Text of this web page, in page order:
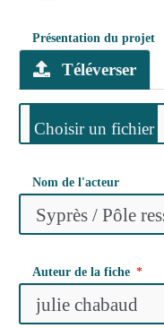
Présentation du projet
Téléverser
Nom de l'acteur
Auteur de la fiche